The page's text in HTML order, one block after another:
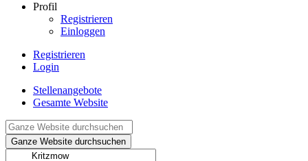
Profil
Registrieren
Einloggen
Registrieren
Login
Stellenangebote
Gesamte Website